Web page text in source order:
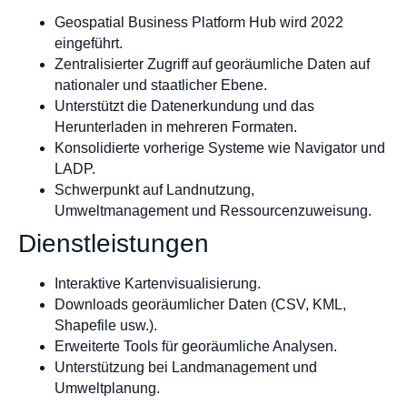
Geospatial Business Platform Hub wird 2022
eingeführt.
Zentralisierter Zugriff auf georäumliche Daten auf
nationaler und staatlicher Ebene.
Unterstützt die Datenerkundung und das
Herunterladen in mehreren Formaten.
Konsolidierte vorherige Systeme wie Navigator und
LADP.
Schwerpunkt auf Landnutzung,
Umweltmanagement und Ressourcenzuweisung.
Dienstleistungen
Interaktive Kartenvisualisierung.
Downloads georäumlicher Daten (CSV, KML,
Shapefile usw.).
Erweiterte Tools für georäumliche Analysen.
Unterstützung bei Landmanagement und
Umweltplanung.